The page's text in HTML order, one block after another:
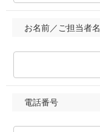
お名前／ご担当者名
電話番号